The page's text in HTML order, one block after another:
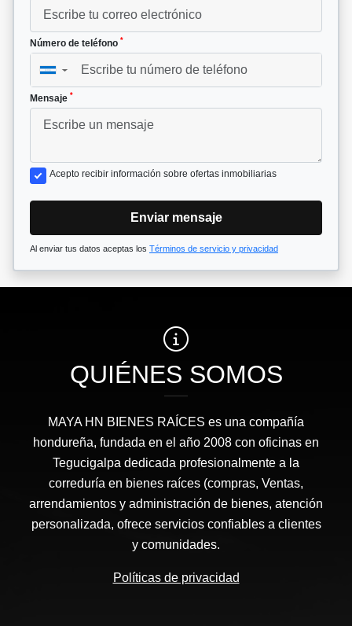
Número de teléfono *
▼
Mensaje *
Acepto recibir información sobre ofertas inmobiliarias
Enviar mensaje
Al enviar tus datos aceptas los Términos de servicio y privacidad
QUIÉNES SOMOS
MAYA HN BIENES RAÍCES​ es una compañía
hondureña, fundada en el año 2008 con oficinas en
Tegucigalpa dedicada profesionalmente a la
correduría en bienes raíces (compras, Ventas,
arrendamientos y administración de bienes, atención
personalizada, ofrece servicios confiables a clientes
y comunidades.
Políticas de privacidad